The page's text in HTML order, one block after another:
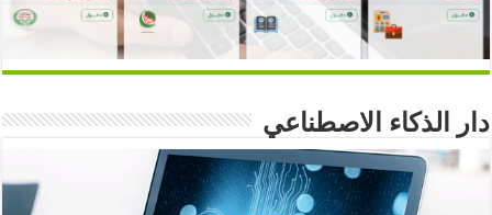
دار الذكاء الاصطناعي